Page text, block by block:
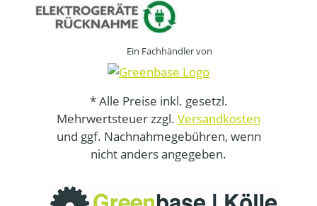
Ein Fachhändler von
* Alle Preise inkl. gesetzl.
Mehrwertsteuer zzgl. Versandkosten
und ggf. Nachnahmegebühren, wenn
nicht anders angegeben.